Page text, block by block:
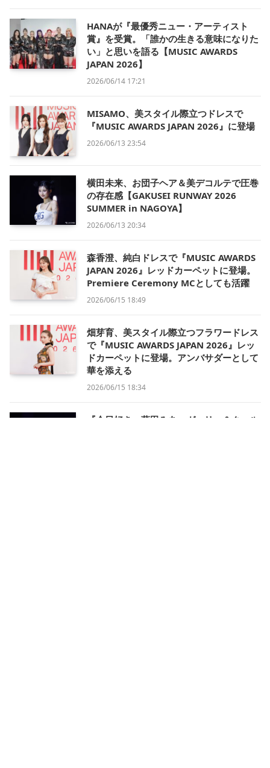
HANAが『最優秀ニュー・アーティスト
賞』を受賞。「誰かの生きる意味になりた
い」と思いを語る【MUSIC AWARDS
JAPAN 2026】
2026/06/14 17:21
MISAMO、美スタイル際立つドレスで
『MUSIC AWARDS JAPAN 2026』に登場
2026/06/13 23:54
横田未来、お団子ヘア＆美デコルテで圧巻
の存在感【GAKUSEI RUNWAY 2026
SUMMER in NAGOYA】
2026/06/13 20:34
森香澄、純白ドレスで『MUSIC AWARDS
JAPAN 2026』レッドカーペットに登場。
Premiere Ceremony MCとしても活躍
2026/06/15 18:49
畑芽育、美スタイル際立つフラワードレス
で『MUSIC AWARDS JAPAN 2026』レッ
ドカーペットに登場。アンバサダーとして
華を添える
2026/06/15 18:34
『今日好き』藤田みあ、ガーリー＆クール